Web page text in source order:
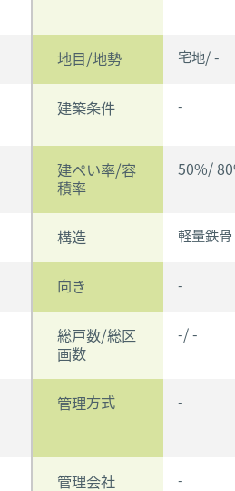
地目/地勢 宅地/ -
建築条件 -
建ぺい率/容
積率
50%/
構造 軽量鉄骨
向き -
総戸数/総区
画数
-/ -
管理方式 -
管理会社 -